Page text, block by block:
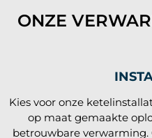
ONZE
Kies voor onze
op maat gemaakte
betrouwbare verwarming.